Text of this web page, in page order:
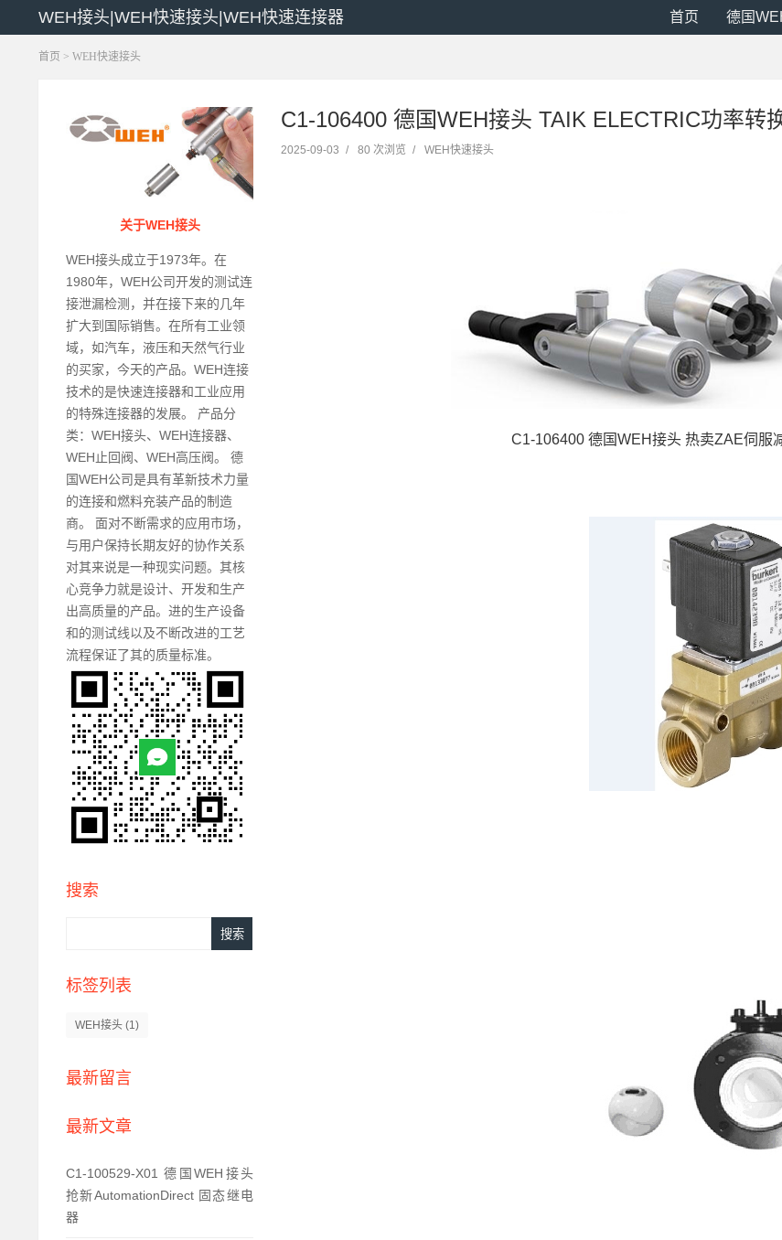
WEH接头|WEH快速接头|WEH快速连接器 首页 德国
首页 > WEH快速接头
关于WEH接头
WEH接头成立于1973年。在
1980年，WEH公司开发的测试连
接泄漏检测，并在接下来的几年
扩大到国际销售。在所有工业领
域，如汽车，液压和天然气行业
的买家，今天的产品。WEH连接
技术的是快速连接器和工业应用
的特殊连接器的发展。 产品分
类：WEH接头、WEH连接器、
WEH止回阀、WEH高压阀。 德
国WEH公司是具有革新技术力量
的连接和燃料充装产品的制造
商。 面对不断需求的应用市场，
与用户保持长期友好的协作关系
对其来说是一种现实问题。其核
心竞争力就是设计、开发和生产
出高质量的产品。进的生产设备
和的测试线以及不断改进的工艺
流程保证了其的质量标准。
搜索
标签列表
WEH接头 (1)
最新留言
最新文章
C1-100529-X01 德国WEH接头
抢新AutomationDirect 固态继电
器
C1-106400 德国WEH接头 TAIK ELECTRIC功率转
2025-09-03 / 80 次浏览 / WEH快速接头
C1-106400 德国WEH接头 热卖ZAE伺服